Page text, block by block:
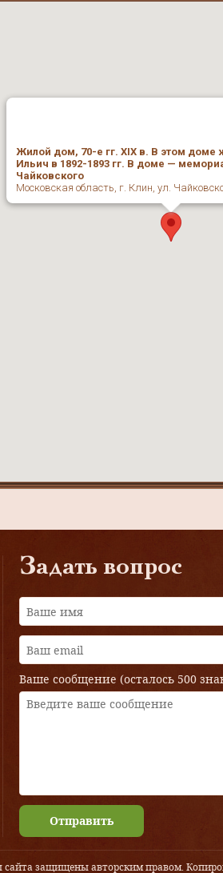
Жилой дом, 70-е гг. XIX в. В этом доме
Ильич в 1892-1893 гг. В доме —
Чайковского
Московская область, г. Клин, ул.
Задать вопрос
Ваше сообщение (осталось 500
Отправить
защищены авторским правом.